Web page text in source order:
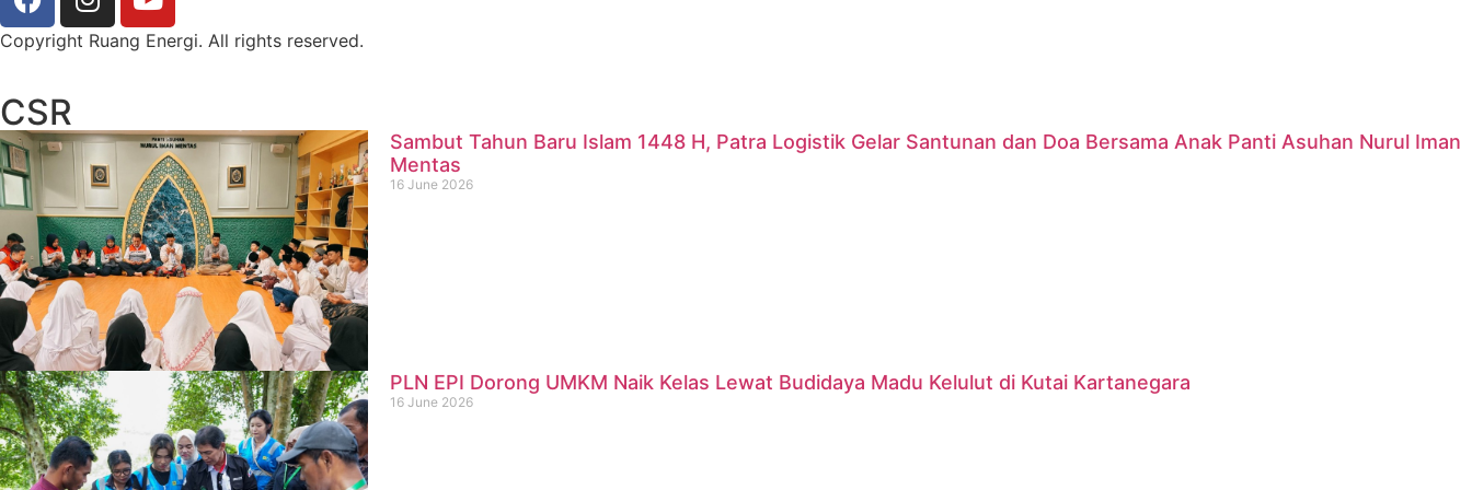
Copyright Ruang Energi. All rights reserved.
CSR
Sambut Tahun Baru Islam 1448 H, Patra Logistik Gelar Santunan dan Doa Bersama Anak Panti Asuhan Nurul Iman
Mentas
16 June 2026
PLN EPI Dorong UMKM Naik Kelas Lewat Budidaya Madu Kelulut di Kutai Kartanegara
16 June 2026